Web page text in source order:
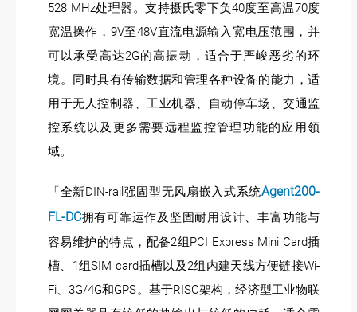
528 MHz处理器。支持摄氏零下负40度至高温70度
宽温操作，9V至48V直流电源输入宽电压范围，并
可以承受高达2G的高振动，适合于严峻恶劣的环
境。同时具有传输数据和管理各种设备的能力，适
用于无人控制器、工业机器、自动停车场、交通监
控系统以及更多需要远程监控管理功能的应用领
域。
「全新DIN-rail强固型无风扇嵌入式系统Agent200-
FL-DC拥有可靠运作及坚固耐用设计、丰富功能与
容易维护的特点，配备2组PCI Express Mini Card插
槽、1组SIM card插槽以及2组内建天线方便链接Wi-
Fi、3G/4G和GPS。基于RISC架构，经济型工业物联